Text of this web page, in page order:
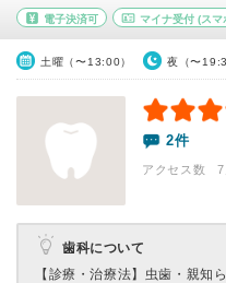
電子決済可 マイナ受付(スマ
土曜（〜13:00） 夜（〜
2件
アクセス数 7
歯科について
【診療・治療法】 虫歯・親知